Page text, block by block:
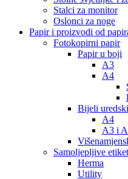
Stalci za monitor
Oslonci za noge
Papir i proizvodi od
Fotokopirni papir
Papir u boji
A3
A4
Bijeli
A4
A3 i
Samoljepljive
Herma
Utility